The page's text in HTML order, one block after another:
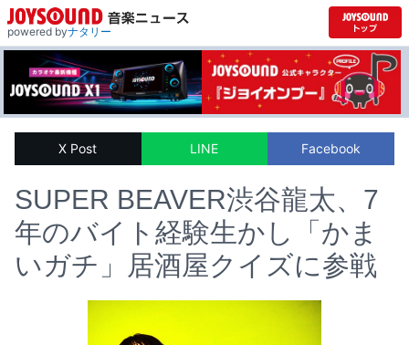
powered byナタリー
X Post LINE Facebook
SUPER BEAVER渋谷龍太、7
年のバイト経験生かし「かま
いガチ」居酒屋クイズに参戦